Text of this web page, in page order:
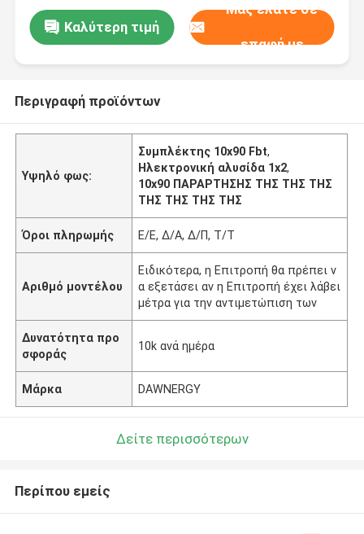
Καλύτερη τιμή
Μας ελάτε σε
επαφή με
Περιγραφή προϊόντων
Υψηλό φως:
Συμπλέκτης 10x90 Fbt,
Ηλεκτρονική αλυσίδα 1x2,
10x90 ΠΑΡΑΡΤΗΣΗΣ ΤΗΣ ΤΗΣ ΤΗΣ
ΤΗΣ ΤΗΣ ΤΗΣ ΤΗΣ
Όροι πληρωμής Ε/Ε, Δ/Α, Δ/Π, Τ/Τ
Αριθμό μοντέλου
Ειδικότερα, η Επιτροπή θα πρέπει ν
α εξετάσει αν η Επιτροπή έχει λάβει
μέτρα για την αντιμετώπιση των
Δυνατότητα προ
σφοράς
10k ανά ημέρα
Μάρκα DAWNERGY
Δείτε περισσότερων
Περίπου εμείς